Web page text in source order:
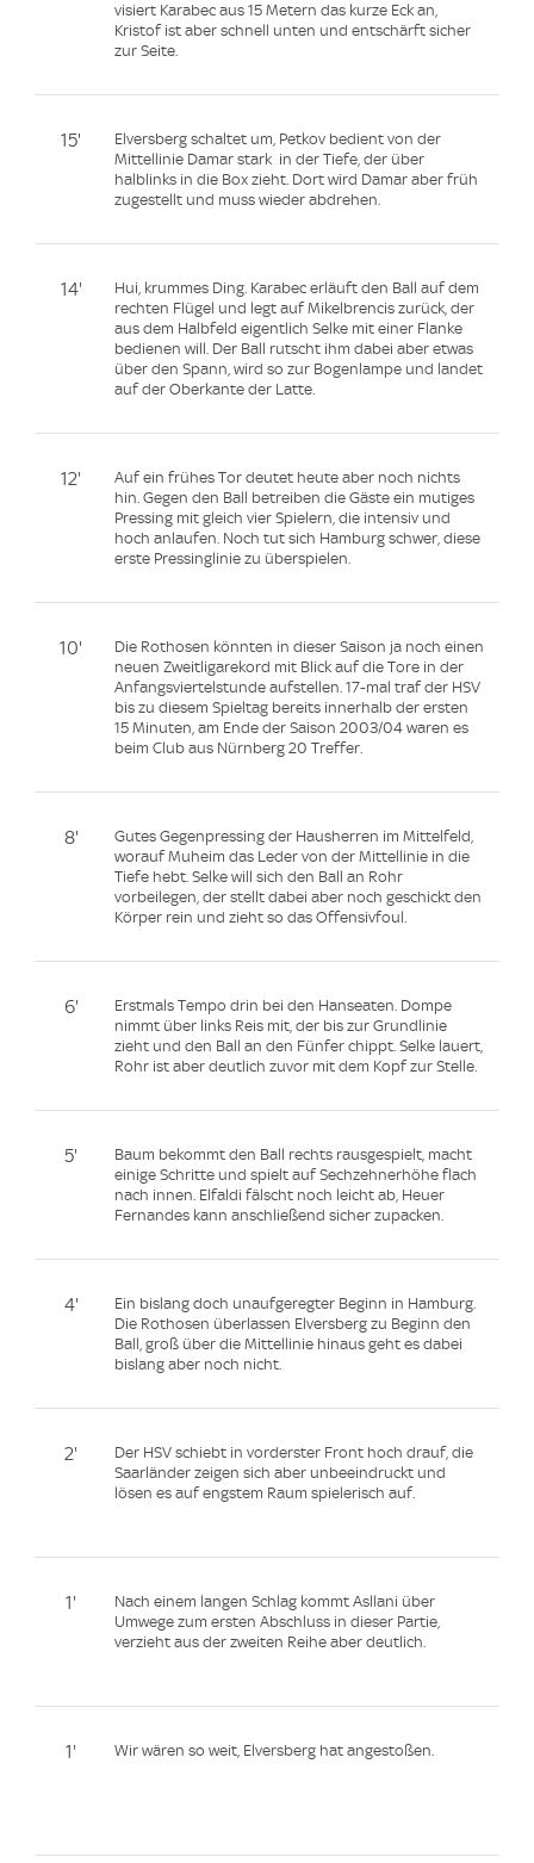
visiert Karabec aus 15 Metern das kurze Eck an,
Kristof ist aber schnell unten und entschärft sicher
zur Seite.
15'
Elversberg schaltet um, Petkov bedient von der
Mittellinie Damar stark in der Tiefe, der über
halblinks in die Box zieht. Dort wird Damar aber früh
zugestellt und muss wieder abdrehen.
14'
Hui, krummes Ding. Karabec erläuft den Ball auf dem
rechten Flügel und legt auf Mikelbrencis zurück, der
aus dem Halbfeld eigentlich Selke mit einer Flanke
bedienen will. Der Ball rutscht ihm dabei aber etwas
über den Spann, wird so zur Bogenlampe und landet
auf der Oberkante der Latte.
12'
Auf ein frühes Tor deutet heute aber noch nichts
hin. Gegen den Ball betreiben die Gäste ein mutiges
Pressing mit gleich vier Spielern, die intensiv und
hoch anlaufen. Noch tut sich Hamburg schwer, diese
erste Pressinglinie zu überspielen.
10'
Die Rothosen könnten in dieser Saison ja noch einen
neuen Zweitligarekord mit Blick auf die Tore in der
Anfangsviertelstunde aufstellen. 17-mal traf der HSV
bis zu diesem Spieltag bereits innerhalb der ersten
15 Minuten, am Ende der Saison 2003/04 waren es
beim Club aus Nürnberg 20 Treffer.
8'
Gutes Gegenpressing der Hausherren im Mittelfeld,
worauf Muheim das Leder von der Mittellinie in die
Tiefe hebt. Selke will sich den Ball an Rohr
vorbeilegen, der stellt dabei aber noch geschickt den
Körper rein und zieht so das Offensivfoul.
6'
Erstmals Tempo drin bei den Hanseaten. Dompe
nimmt über links Reis mit, der bis zur Grundlinie
zieht und den Ball an den Fünfer chippt. Selke lauert,
Rohr ist aber deutlich zuvor mit dem Kopf zur Stelle.
5'
Baum bekommt den Ball rechts rausgespielt, macht
einige Schritte und spielt auf Sechzehnerhöhe flach
nach innen. Elfaldi fälscht noch leicht ab, Heuer
Fernandes kann anschließend sicher zupacken.
4'
Ein bislang doch unaufgeregter Beginn in Hamburg.
Die Rothosen überlassen Elversberg zu Beginn den
Ball, groß über die Mittellinie hinaus geht es dabei
bislang aber noch nicht.
2'
Der HSV schiebt in vorderster Front hoch drauf, die
Saarländer zeigen sich aber unbeeindruckt und
lösen es auf engstem Raum spielerisch auf.
1'
Nach einem langen Schlag kommt Asllani über
Umwege zum ersten Abschluss in dieser Partie,
verzieht aus der zweiten Reihe aber deutlich.
1' Wir wären so weit, Elversberg hat angestoßen.